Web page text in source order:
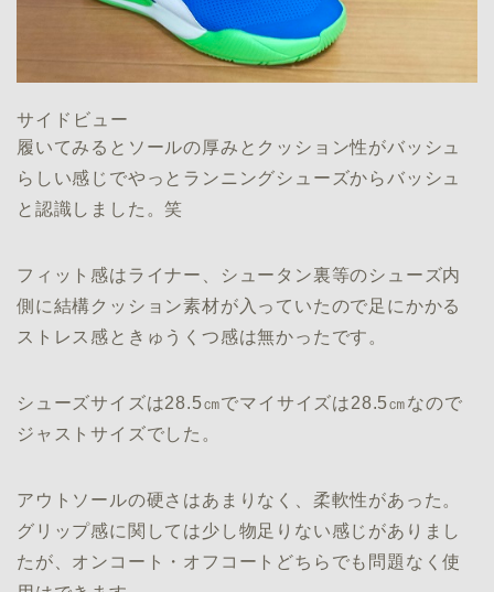
サイドビュー
履いてみるとソールの厚みとクッション性がバッシュ
らしい感じでやっとランニングシューズからバッシュ
と認識しました。笑
フィット感はライナー、シュータン裏等のシューズ内
側に結構クッション素材が入っていたので足にかかる
ストレス感ときゅうくつ感は無かったです。
シューズサイズは28.5㎝でマイサイズは28.5㎝なので
ジャストサイズでした。
アウトソールの硬さはあまりなく、柔軟性があった。
グリップ感に関しては少し物足りない感じがありまし
たが、オンコート・オフコートどちらでも問題なく使